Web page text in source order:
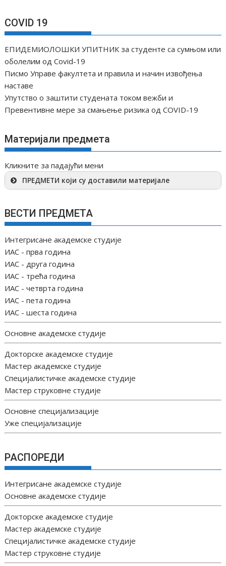
COVID 19
ЕПИДЕМИОЛОШКИ УПИТНИК за студенте са сумњом или
оболелим од Covid-19
Писмо Управе факултета и правила и начин извођења
наставе
Упутство о заштити студената током вежби и
Превентивне мере за смањење ризика од COVID-19
Материјали предмета
Кликните за падајући мени
ПРЕДМЕТИ који су доставили материјале
ВЕСТИ ПРЕДМЕТА
Интегрисане академске студије
ИАС - прва година
ИАС - друга година
ИАС - трећа година
ИАС - четврта година
ИАС - пета година
ИАС - шеста година
Основне академске студије
Докторске академске студије
Мастер академске студије
Специјалистичке академске студије
Мастер струковне студије
Основне специјализације
Уже специјализације
РАСПОРЕДИ
Интегрисане академске студије
Основне академске студије
Докторске академске студије
Мастер академске студије
Специјалистичке академске студије
Мастер струковне студије